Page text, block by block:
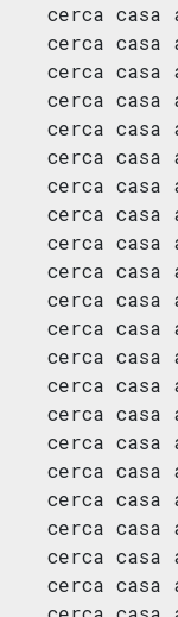
cerca casa
cerca casa
cerca casa
cerca casa
cerca casa
cerca casa
cerca casa
cerca casa
cerca casa
cerca casa
cerca casa
cerca casa
cerca casa
cerca casa
cerca casa
cerca casa
cerca casa
cerca casa
cerca casa
cerca casa
cerca casa